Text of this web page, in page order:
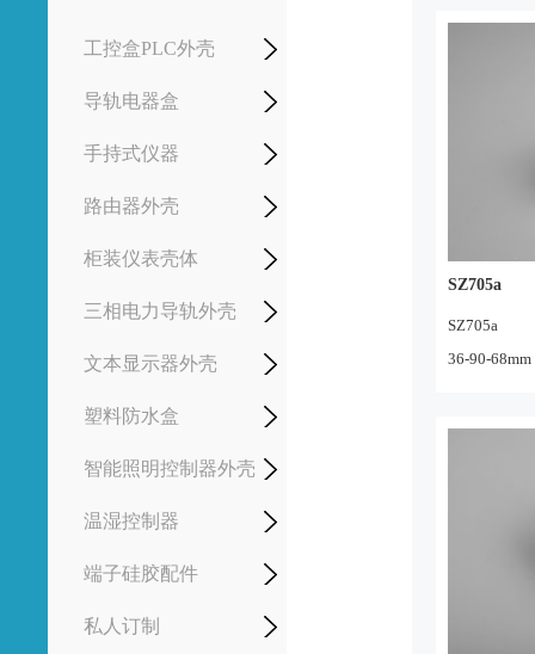
工控盒PLC外壳
导轨电器盒
手持式仪器
路由器外壳
柜装仪表壳体
三相电力导轨外壳
文本显示器外壳
塑料防水盒
智能照明控制器外壳
温湿控制器
端子硅胶配件
私人订制
SZ705a
SZ705a
36-90-68mm